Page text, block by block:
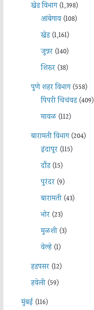
खेड विभाग(1,398)
आंबेगाव(108)
खेड(1,161)
जुन्नर(140)
शिरूर(38)
पुणे शहर विभाग(558)
पिंपरी चिचंवड(409)
मावळ(112)
बारामती विभाग(204)
इंदापूर(115)
दौंड(15)
पुरंदर(9)
बारामती(43)
भोर(23)
मुळशी(3)
वेल्हे(1)
हडपसर(12)
हवेली(59)
मुंबई(116)